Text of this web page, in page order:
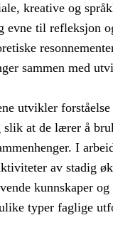
kreative og
evne til refleksjon
sammen med
utvikler forståelse
slik at de lærer å
I
av stadig
kunnskaper og
typer faglige